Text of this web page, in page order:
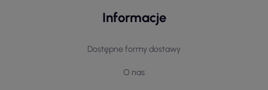
Informacje
Dostępne formy dostawy
O nas